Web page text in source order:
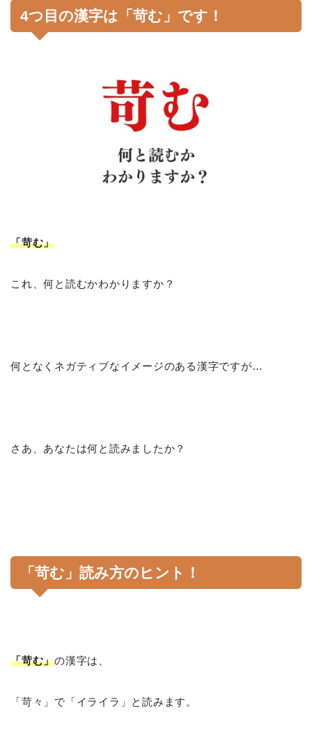
4つ目の漢字は「苛む」です！
「苛む」
これ、何と読むかわかりますか？
何となくネガティブなイメージのある漢字ですが…
さあ、あなたは何と読みましたか？
「苛む」読み方のヒント！
「苛む」の漢字は、
「苛々」で「イライラ」と読みます。